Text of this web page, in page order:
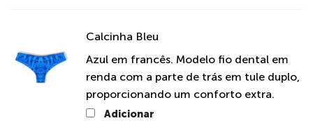
Calcinha Bleu
Azul em francês. Modelo fio dental em
renda com a parte de trás em tule duplo,
proporcionando um conforto extra.
Adicionar